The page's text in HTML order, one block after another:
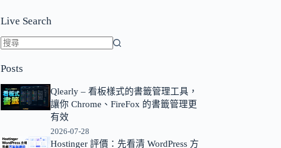
Live Search
不
到
符
件
Posts
Qlearly – 看板樣式的書籤管理工具，
讓你 Chrome、FireFox 的書籤管理更
有效
2026-07-28
Hostinger 評價：先看清 WordPress 方